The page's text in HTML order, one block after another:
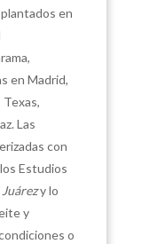
en
en Madrid,
Texas,
Las
con
Estudios
y lo
y
o